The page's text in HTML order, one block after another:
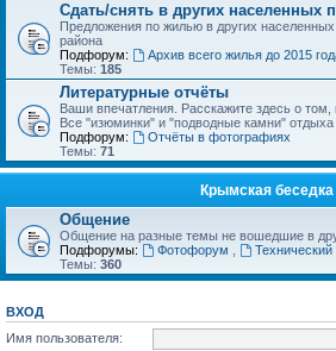
Сдать/снять в других населенных
Предложения по жилью в других
района
Подфорум:
Архив всего жилья до 2015
Темы: 185
Литературные отчёты
Ваши впечатления. Расскажите здесь о
Все "изюминки" и "подводные камни"
Подфорум:
Отчёты в фотографиях
Темы: 71
Крымская беседка
Общение
Общение на разные темы не вошедшие в
Подфорумы:
Фотофорум Технический
Темы: 360
ВХОД
Имя пользователя: